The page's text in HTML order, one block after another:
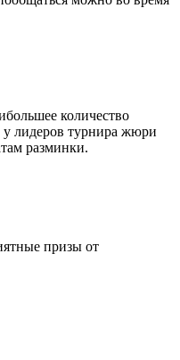
количество
у лидеров турнира жюри
разминки.
призы от